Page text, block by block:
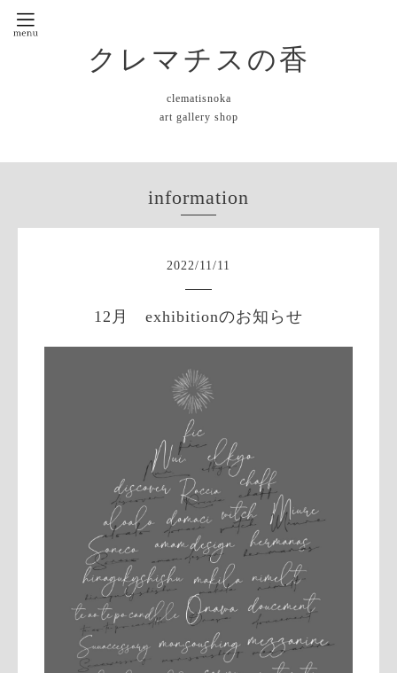
クレマチスの香
clematisnoka
art gallery shop
information
2022/11/11
12月 exhibitionのお知らせ